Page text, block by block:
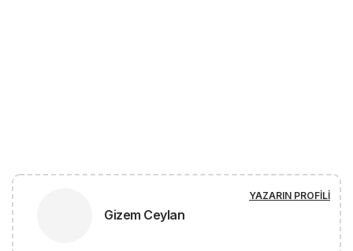
Gizem Ceylan
YAZARIN PROFILI